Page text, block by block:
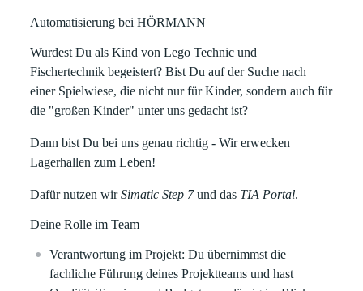
Automatisierung bei HÖRMANN
Wurdest Du als Kind von Lego Technic und
Fischertechnik begeistert? Bist Du auf der Suche nach
einer Spielwiese, die nicht nur für Kinder, sondern auch für
die "großen Kinder" unter uns gedacht ist?
Dann bist Du bei uns genau richtig -Wir erwecken
Lagerhallen zum Leben!
Dafür nutzen wirSimatic Step 7und das TIA Portal.
Deine Rolle im Team
Verantwortung im Projekt: Du übernimmst die
fachliche Führung deines Projektteams und hast